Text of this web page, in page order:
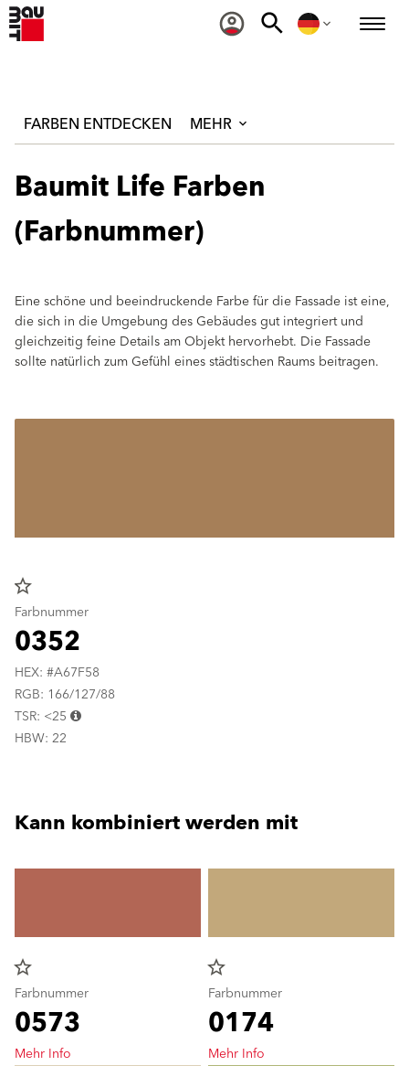
FARBEN ENTDECKEN MEHR
Baumit Life Farben
(Farbnummer)
Eine schöne und beeindruckende Farbe für die Fassade ist eine,
die sich in die Umgebung des Gebäudes gut integriert und
gleichzeitig feine Details am Objekt hervorhebt. Die Fassade
sollte natürlich zum Gefühl eines städtischen Raums beitragen.
star_border
Farbnummer
0352
HEX: #A67F58
RGB: 166/127/88
TSR: <25
HBW: 22
Kann kombiniert werden mit
star_border
Farbnummer
0573
Mehr Info
star_border
Farbnummer
0174
Mehr Info